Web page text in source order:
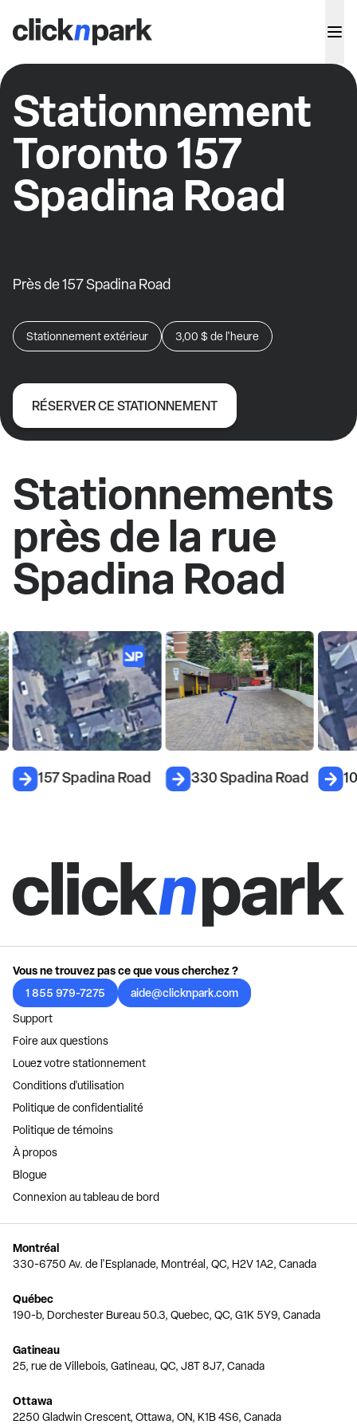
Stationnement
Toronto 157
Spadina Road
Près de 157 Spadina Road
Stationnement extérieur 3,00 $ de l'heure
RÉSERVER CE STATIONNEMENT
Stationnements
près de la rue
Spadina Road
157 Spadina Road 330 Spadina Road
Vous ne trouvez pas ce que vous cherchez ?
1 855 979-7275
aide@clicknpark.com
Support
Foire aux questions
Louez votre stationnement
Conditions d'utilisation
Politique de confidentialité
Politique de témoins
À propos
Blogue
Connexion au tableau de bord
Montréal
330-6750 Av. de l'Esplanade, Montréal, QC, H2V 1A2, Canada
Québec
190-b, Dorchester Bureau 50.3, Quebec, QC, G1K 5Y9, Canada
Gatineau
25, rue de Villebois, Gatineau, QC, J8T 8J7, Canada
Ottawa
2250 Gladwin Crescent, Ottawa, ON, K1B 4S6, Canada